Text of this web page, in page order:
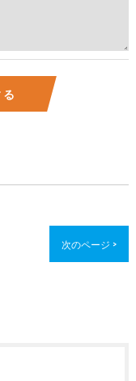
次のページ >